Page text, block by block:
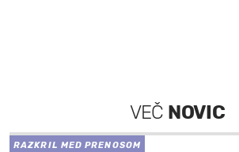
VEČ NOVIC
RAZKRIL MED PRENOSOM